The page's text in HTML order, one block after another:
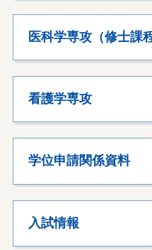
医科学専攻（修士課程
看護学専攻
学位申請関係資料
入試情報